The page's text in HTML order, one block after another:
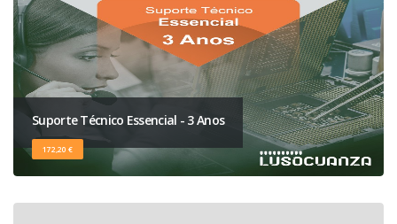
Suporte Técnico Essencial - 3 Anos
172,20 €